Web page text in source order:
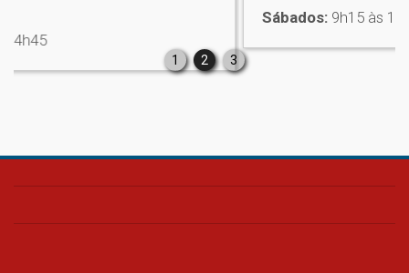
1 2 3